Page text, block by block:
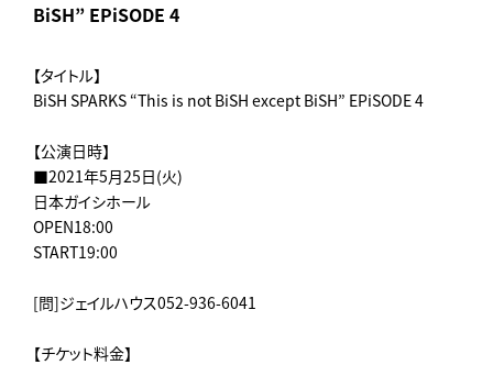
BiSH” EPiSODE 4
【タイトル】
BiSH SPARKS “This is not BiSH except BiSH” EPiSODE 4
【公演日時】
■2021年5月25日(火)
日本ガイシホール
OPEN18:00
START19:00
[問]ジェイルハウス052-936-6041
【チケット料金】